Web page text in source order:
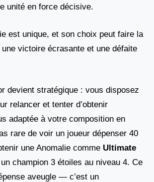
unité en force décisive.
est unique, et son choix peut faire la
victoire écrasante et une défaite
devient stratégique : vous disposez
relancer et tenter d’obtenir
adaptée à votre composition en
rare de voir un joueur dépenser 40
une Anomalie comme Ultimate
champion 3 étoiles au niveau 4. Ce
aveugle — c’est un